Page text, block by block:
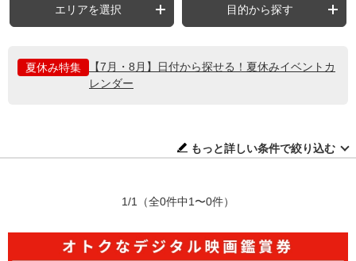
エリアを選択 目的から探す
夏休み特集
【7月・8月】日付から探せる！夏休みイベントカ
レンダー
もっと詳しい条件で絞り込む
1/1 （全0件中1〜0件）